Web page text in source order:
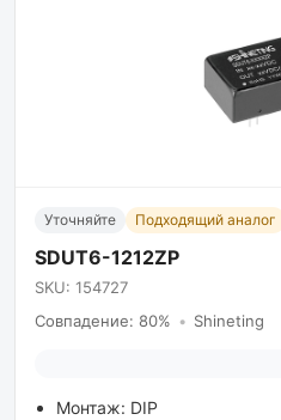
Уточняйте Подходящий аналог
SDUT6-1212ZP
SKU: 154727
Совпадение: 80% • Shineting
Монтаж: DIP